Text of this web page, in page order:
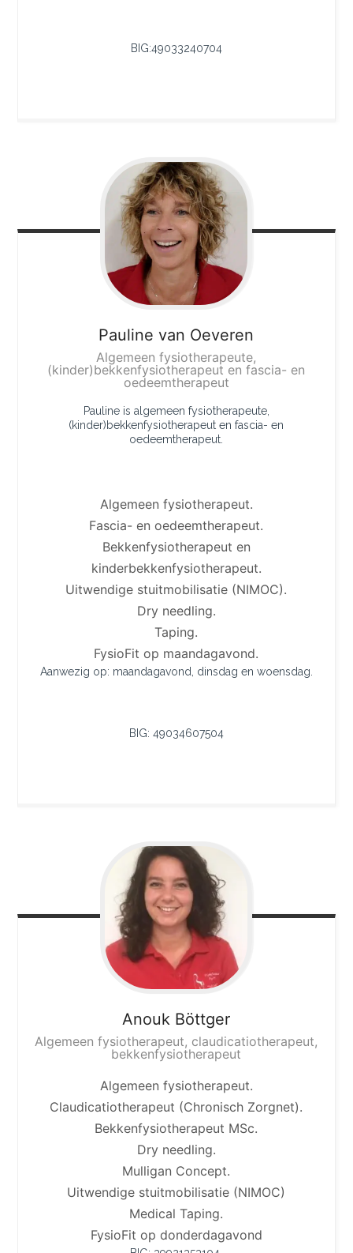
BIG:49033240704
Pauline van Oeveren
Algemeen fysiotherapeute,
(kinder)bekkenfysiotherapeut en fascia- en
oedeemtherapeut
Pauline is algemeen fysiotherapeute,
(kinder)bekkenfysiotherapeut en fascia- en
oedeemtherapeut.
Algemeen fysiotherapeut.
Fascia- en oedeemtherapeut.
Bekkenfysiotherapeut en
kinderbekkenfysiotherapeut.
Uitwendige stuitmobilisatie (NIMOC).
Dry needling.
Taping.
FysioFit op maandagavond.
Aanwezig op: maandagavond, dinsdag en woensdag.
BIG: 49034607504
Anouk Böttger
Algemeen fysiotherapeut, claudicatiotherapeut,
bekkenfysiotherapeut
Algemeen fysiotherapeut.
Claudicatiotherapeut (Chronisch Zorgnet).
Bekkenfysiotherapeut MSc.
Dry needling.
Mulligan Concept.
Uitwendige stuitmobilisatie (NIMOC)
Medical Taping.
FysioFit op donderdagavond